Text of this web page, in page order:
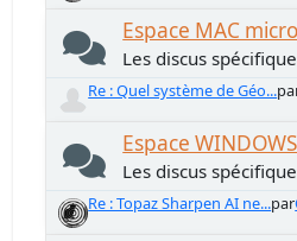
Espace MAC
Les discus
Re : Quel système de Géo...
Espace
Les discus
Re : Topaz Sharpen AI ne...par